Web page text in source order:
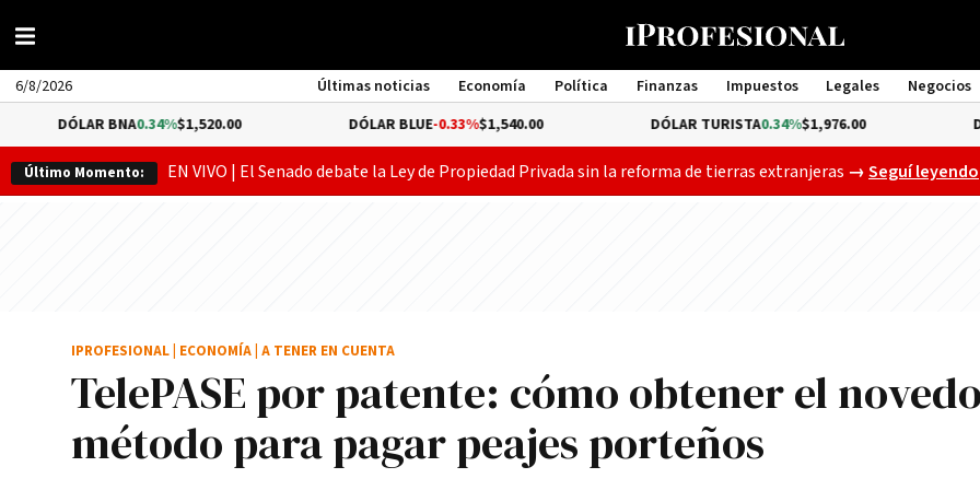
6/8/2026 Últimas noticias Economía Política Finanzas Impuestos Legales Negocios
Management
0.34%$1,520.00 DÓLAR BLUE-0.33%$1,540.00 DÓLAR TURISTA0.34%$1,976.00
Último Momento: EN VIVO | El Senado debate la Ley de Propiedad Privada sin la reforma de tierras extranjeras Gobierno
→Seguí leyendo
TelePASE por patente: cómo obtener el
método para pagar peajes porteños
IPROFESIONAL ECONOMÍA A TENER EN CUENTA